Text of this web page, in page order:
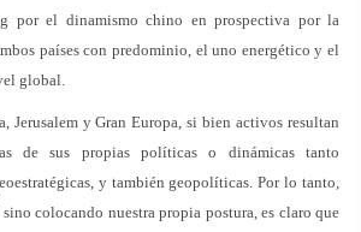
por el dinamismo chino en prospectiva por la
países con predominio, el uno energético y el
global.
Jerusalem y Gran Europa, si bien activos resultan
de sus propias políticas o dinámicas tanto
y también geopolíticas. Por lo tanto,
colocando nuestra propia postura, es claro que